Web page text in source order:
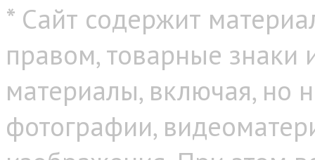
* Сайт содержит
правом, товарные
материалы, включая, но
фотографии,